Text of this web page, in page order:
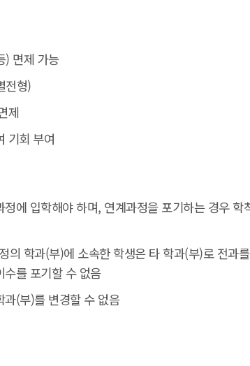
) 면제 가능
전형)
제
기회 부여
에 입학해야 하며, 연계과정을 포기하는 경우
의 학과(부)에 소속한 학생은 타 학과(부)로 전과
수를 포기할 수 없음
과(부)를 변경할 수 없음